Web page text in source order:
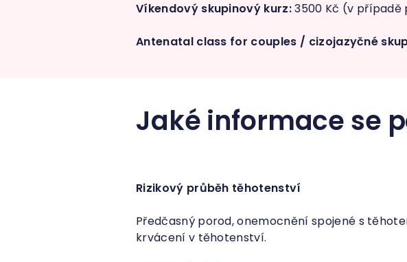
Víkendový skupinový kurz:3500 Kč (v
Antenatal class for couples / cizojazyčné
Jaké informace se
Rizikový průběh těhotenství
Předčasný porod, onemocnění spojené s
krvácení v těhotenství.